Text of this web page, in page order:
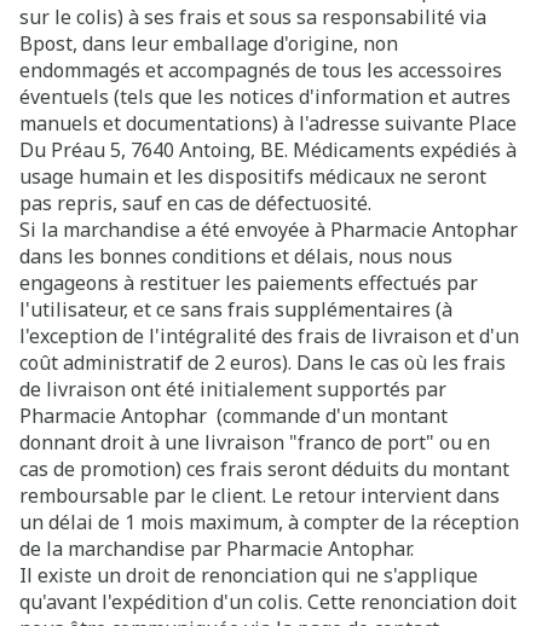
sur le colis) à ses frais et sous sa responsabilité via
Bpost, dans leur emballage d'origine, non
endommagés et accompagnés de tous les accessoires
éventuels (tels que les notices d'information et autres
manuels et documentations) à l'adresse suivante Place
Du Préau 5, 7640 Antoing, BE. Médicaments expédiés à
usage humain et les dispositifs médicaux ne seront
pas repris, sauf en cas de défectuosité.
Si la marchandise a été envoyée à Pharmacie Antophar
dans les bonnes conditions et délais, nous nous
engageons à restituer les paiements effectués par
l'utilisateur, et ce sans frais supplémentaires (à
l'exception de l'intégralité des frais de livraison et d'un
coût administratif de 2 euros). Dans le cas où les frais
de livraison ont été initialement supportés par
Pharmacie Antophar (commande d'un montant
donnant droit à une livraison "franco de port" ou en
cas de promotion) ces frais seront déduits du montant
remboursable par le client. Le retour intervient dans
un délai de 1 mois maximum, à compter de la réception
de la marchandise par Pharmacie Antophar.
Il existe un droit de renonciation qui ne s'applique
qu'avant l'expédition d'un colis. Cette renonciation doit